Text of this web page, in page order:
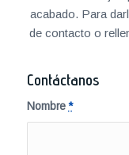
acabado. Para
de contacto o
Contáctanos
Nombre*